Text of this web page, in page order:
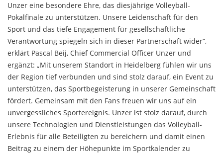
Unzer eine besondere Ehre, das diesjährige Volleyball-
Pokalfinale zu unterstützen. Unsere Leidenschaft für den
Sport und das tiefe Engagement für gesellschaftliche
Verantwortung spiegeln sich in dieser Partnerschaft wider“,
erklärt Pascal Beij, Chief Commercial Officer Unzer und
ergänzt: „Mit unserem Standort in Heidelberg fühlen wir uns
der Region tief verbunden und sind stolz darauf, ein Event zu
unterstützen, das Sportbegeisterung in unserer Gemeinschaft
fördert. Gemeinsam mit den Fans freuen wir uns auf ein
unvergessliches Sportereignis. Unzer ist stolz darauf, durch
unsere Technologien und Dienstleistungen das Volleyball-
Erlebnis für alle Beteiligten zu bereichern und damit einen
Beitrag zu einem der Höhepunkte im Sportkalender zu